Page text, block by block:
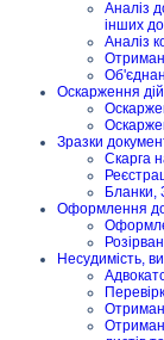
Аналіз
інших
Аналіз
Оскарження
Зразки
Скарга
Бланки,
Оформлення
Несудимість,